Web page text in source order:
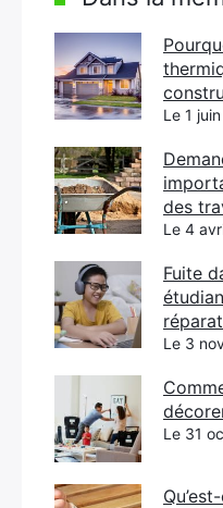
Le 1
des
Le 4
Fuite
Le 3
Le 31